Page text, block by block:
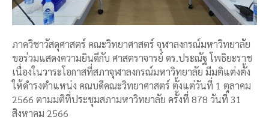
ภาควิชาวัสดุศาสตร์ คณะวิทยาศาสตร์ จุฬาลงกรณ์มหาวิทยาลัย
ขอร่วมแสดงความยินดีกับ ศาสตราจารย์ ดร.ประณัฐ โพธิยะราช
เนื่องในวาระโอกาสที่สภาจุฬาลงกรณ์มหาวิทยาลัย มีมติแต่งตั้ง
ให้ดำรงตำแหน่ง คณบดีคณะวิทยาศาสตร์ ตั้งแต่วันที่ 1 ตุลาคม
2566 ตามมติที่ประชุมสภามหาวิทยาลัย ครั้งที่ 878 วันที่ 31
สิงหาคม 2566